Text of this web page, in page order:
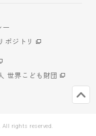
ー
ポジトリ
世界こども財団
All rights reserved.